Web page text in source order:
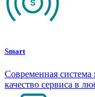
Smart
Современная система
качество сервиса в